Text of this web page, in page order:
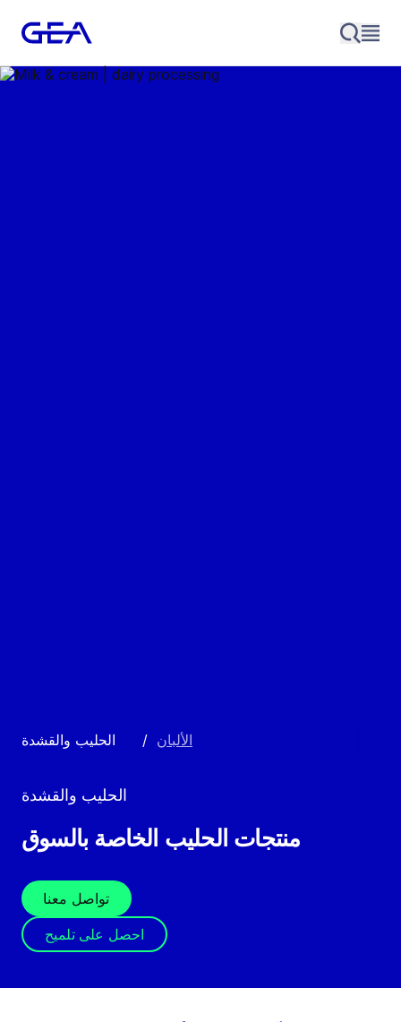
الألبان / الحليب والقشدة
الحليب والقشدة
منتجات الحليب الخاصة بالسوق
تواصل معنا
احصل على تلميح